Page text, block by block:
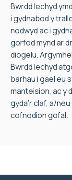
Bwrdd Iechyd
i gydnabod y
nodwyd ac i
gorfod mynd ar
diogelu.
Bwrdd Iechyd
barhau i gael eu
manteision, ac y
gyda’r claf, a/
cofnodion gofal.